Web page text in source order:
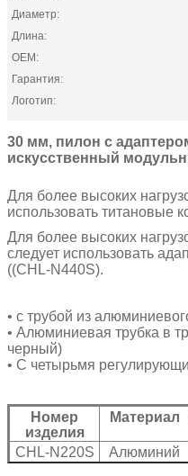
Диаметр:
Длина:
OEM:
Гарантия:
Логотип:
30 мм, пилон с
искусственный
Для более высоких
использовать титановые
Для более высоких
следует использовать
((CHL-N440S).
• с трубой из
• Алюминиевая трубка в
черный)
• С четырьмя
Номер
изделия
Материал
CHL-N220S
Алюминий
7075